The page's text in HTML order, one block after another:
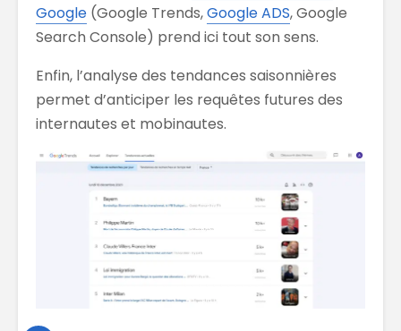
Google (Google Trends,Google ADS, Google
Search Console) prend ici tout son sens.
Enfin, l’analyse des tendances saisonnières
permet d’anticiper les requêtes futures des
internautes et mobinautes.